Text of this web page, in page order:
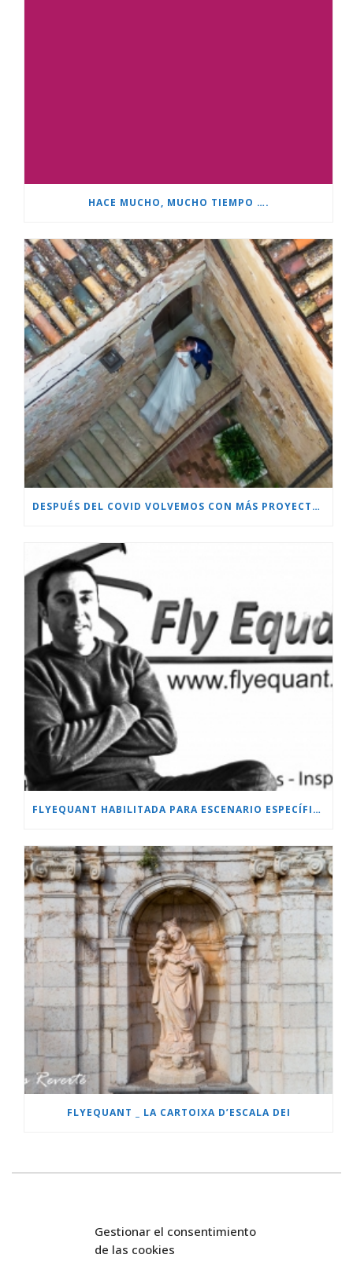
Gestionar el consentimiento
de las cookies
HACE MUCHO, MUCHO TIEMPO ….
DESPUÉS DEL COVID VOLVEMOS CON MÁS PROYECTOS!!!
FLYEQUANT HABILITADA PARA ESCENARIO ESPECÍFICO.
FLYEQUANT _ LA CARTOIXA D’ESCALA DEI